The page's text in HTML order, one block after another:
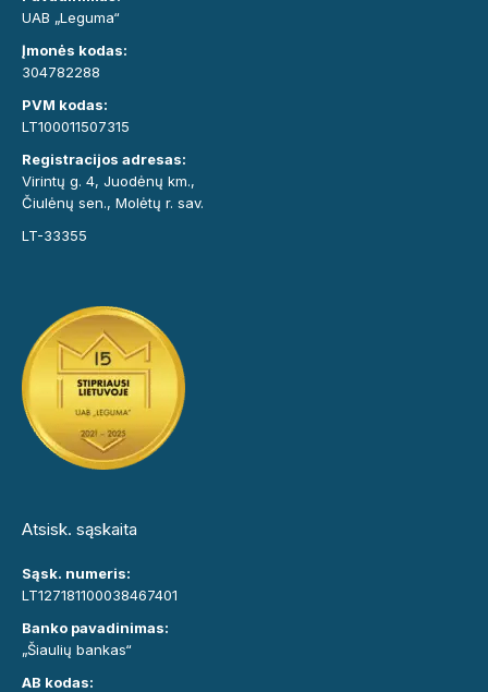
UAB „Leguma“
Įmonės kodas:
304782288
PVM kodas:
LT100011507315
Registracijos adresas:
Virintų g. 4, Juodėnų km.,
Čiulėnų sen., Molėtų r. sav.
LT-33355
Atsisk. sąskaita
Sąsk. numeris:
LT127181100038467401
Banko pavadinimas:
„Šiaulių bankas“
AB kodas: